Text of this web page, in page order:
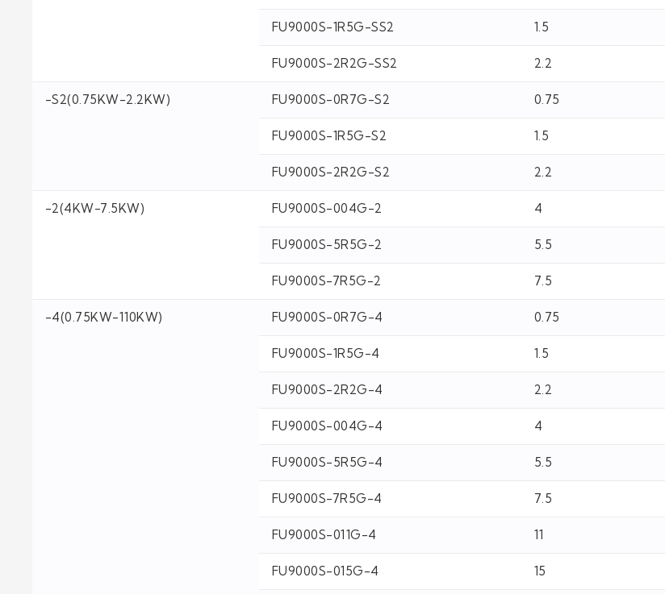
FU9000S-1R5G-SS2 1.5
FU9000S-2R2G-SS2 2.2
-S2(0.75KW-2.2KW) FU9000S-0R7G-S2 0.75
FU9000S-1R5G-S2 1.5
FU9000S-2R2G-S2 2.2
-2(4KW-7.5KW) FU9000S-004G-2 4
FU9000S-5R5G-2 5.5
FU9000S-7R5G-2 7.5
-4(0.75KW-110KW) FU9000S-0R7G-4 0.75
FU9000S-1R5G-4 1.5
FU9000S-2R2G-4 2.2
FU9000S-004G-4 4
FU9000S-5R5G-4 5.5
FU9000S-7R5G-4 7.5
FU9000S-011G-4 11
FU9000S-015G-4 15